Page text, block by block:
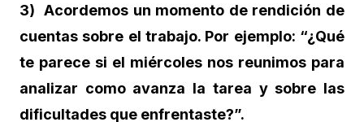
3) Acordemos un momento de rendición de
cuentas sobre el trabajo. Por ejemplo: “¿Qué
te parece si el miércoles nos reunimos para
analizar como avanza la tarea y sobre las
dificultades que enfrentaste?”.